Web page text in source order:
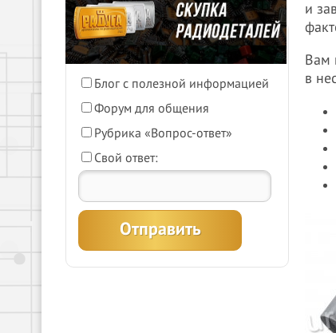
График работы в
праздничные дни
05-06-2026
Внимание! с 12 июня по 14
июня, ООО "Радуга" не
праздником.
Подробнее
Что бы Вы хотели видеть на
нашем сайте?
Блог с полезной информацией
Форум для общения
Рубрика «Вопрос-ответ»
Свой ответ:
и
Вам
в